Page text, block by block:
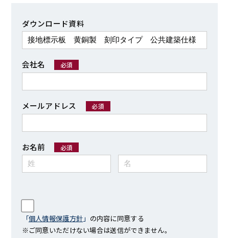
ダウンロード資料
会社名 必須
メールアドレス 必須
お名前 必須
「個人情報保護方針 」 の内容に同意する
※ご同意いただけない場合は送信ができません。